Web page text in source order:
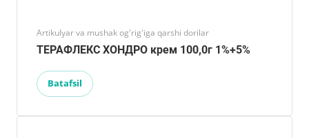
Artikulyar va mushak og'rig'iga qarshi dorilar
ТЕРАФЛЕКС ХОНДРО крем 100,0г 1%+5%
Batafsil